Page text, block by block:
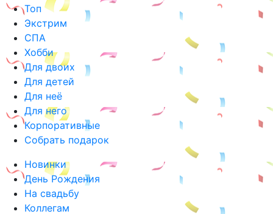
Топ
Экстрим
СПА
Хобби
Для двоих
Для детей
Для неё
Для него
Корпоративные
Собрать подарок
Новинки
День Рождения
На свадьбу
Коллегам